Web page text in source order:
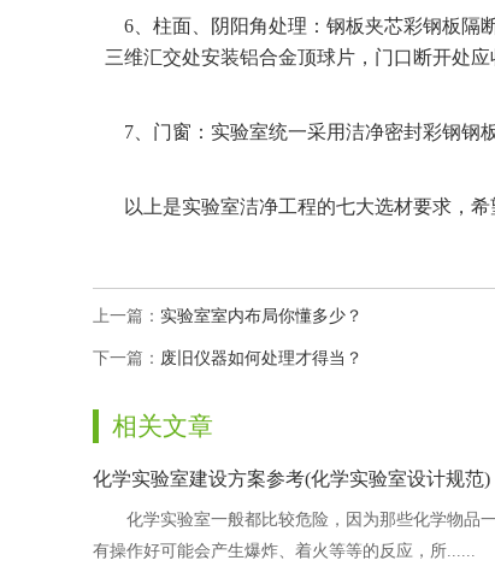
6、柱面、阴阳角处理：钢板夹芯彩钢
三维汇交处安装铝合金顶球片，门口断开处应收
7、门窗：实验室统一采用洁净密封彩钢钢板
以上是实验室洁净工程的七大选材要求，希望
上一篇： 实验室室内布局你懂多少？
下一篇： 废旧仪器如何处理才得当？
相关文章
化学实验室建设方案参考(化学实验室设计规范)
化学实验室一般都比较危险，因为那些化学物品
有操作好可能会产生爆炸、着火等等的反应，所......